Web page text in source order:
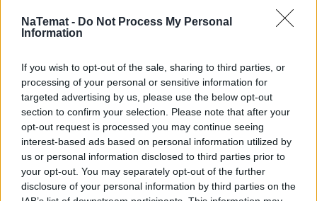
NaTemat - Do Not Process My Personal
Information
If you wish to opt-out of the sale, sharing to third parties, or
processing of your personal or sensitive information for
targeted advertising by us, please use the below opt-out
section to confirm your selection. Please note that after your
opt-out request is processed you may continue seeing
interest-based ads based on personal information utilized by
us or personal information disclosed to third parties prior to
your opt-out. You may separately opt-out of the further
disclosure of your personal information by third parties on the
Nie przegap żadnej ważnej wiadomości i
obserwuj nas w Google News!
Więcej:
Prawo Emerytury ZUS